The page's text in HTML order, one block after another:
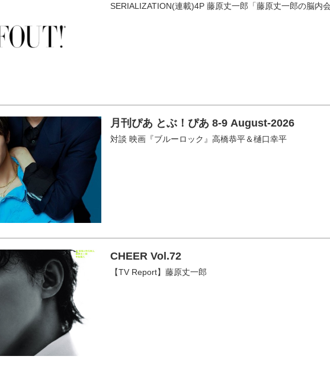
SERIALIZATION(連載)4P 藤原丈一郎「藤原丈一郎の脳内
月刊ぴあ とぶ！ぴあ 8-9 August-2026
対談 映画『ブルーロック』高橋恭平＆樋口幸平
CHEER Vol.72
【TV Report】藤原丈一郎